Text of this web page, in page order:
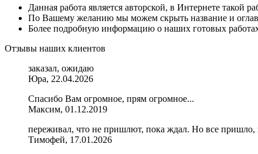
Данная работа является авторской, в Интернете такой
По Вашему желанию мы можем скрыть название и
Более подробную информацию о наших готовых
Отзывы наших клиентов
заказал, ожидаю
Юра, 22.04.2026
Спасибо Вам огромное, прям огромное...
Максим, 01.12.2019
переживал, что не пришлют, пока ждал. Но все пришло,
Тимофей, 17.01.2026